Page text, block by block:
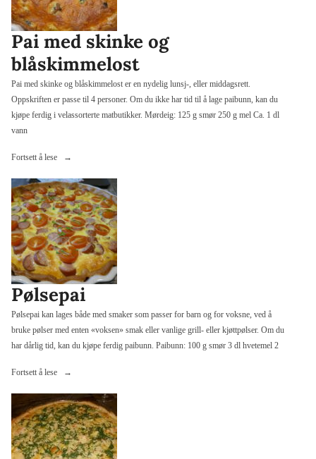
Pai med skinke og
blåskimmelost
Pai med skinke og blåskimmelost er en nydelig lunsj-, eller middagsrett.
Oppskriften er passe til 4 personer. Om du ikke har tid til å lage paibunn, kan du
kjøpe ferdig i velassorterte matbutikker. Mørdeig: 125 g smør 250 g mel Ca. 1 dl
vann
Fortsett å lese
«Pai
skinke
og
blåskimmelost»
Pølsepai
Pølsepai kan lages både med smaker som passer for barn og for voksne, ved å
bruke pølser med enten «voksen» smak eller vanlige grill- eller kjøttpølser. Om du
har dårlig tid, kan du kjøpe ferdig paibunn. Paibunn: 100 g smør 3 dl hvetemel 2
Fortsett å lese «Pølsepai»